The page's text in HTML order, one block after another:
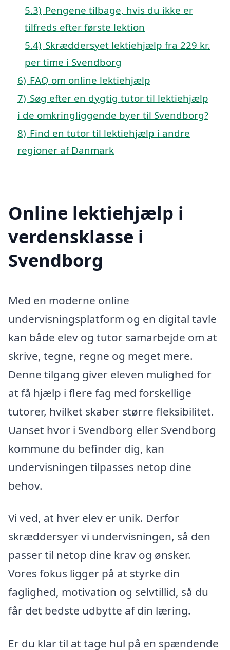
5.3) Pengene tilbage, hvis du ikke er
tilfreds efter første lektion
5.4) Skræddersyet lektiehjælp fra 229 kr.
per time i Svendborg
6) FAQ om online lektiehjælp
7) Søg efter en dygtig tutor til lektiehjælp
i de omkringliggende byer til Svendborg?
8) Find en tutor til lektiehjælp i andre
regioner af Danmark
Online lektiehjælp i
verdensklasse i
Svendborg
Med en moderne online
undervisningsplatform og en digital tavle
kan både elev og tutor samarbejde om at
skrive, tegne, regne og meget mere.
Denne tilgang giver eleven mulighed for
at få hjælp i flere fag med forskellige
tutorer, hvilket skaber større fleksibilitet.
Uanset hvor i Svendborg eller Svendborg
kommune du befinder dig, kan
undervisningen tilpasses netop dine
behov.
Vi ved, at hver elev er unik. Derfor
skræddersyer vi undervisningen, så den
passer til netop dine krav og ønsker.
Vores fokus ligger på at styrke din
faglighed, motivation og selvtillid, så du
får det bedste udbytte af din læring.
Er du klar til at tage hul på en spændende